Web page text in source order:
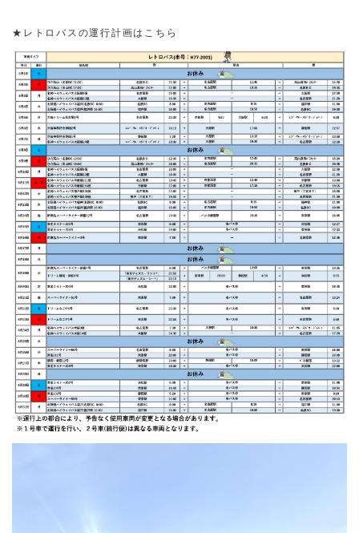
★レトロバスの運行計画はこちら